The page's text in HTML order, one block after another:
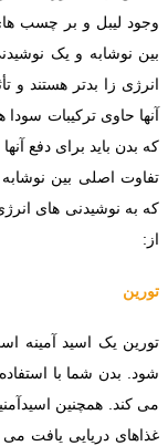
وجود لیبل و بر چسب
بین نوشابه و یک
انرژی زا بدتر هستند و
آنها حاوی ترکیبات
که بدن باید برای دفع آنها
تفاوت اصلی بین
که به نوشیدنی های
از:
تورین
تورین یک اسید آمینه
شود. بدن شما با
می کند. همچنین
غذاهای دریایی یافت